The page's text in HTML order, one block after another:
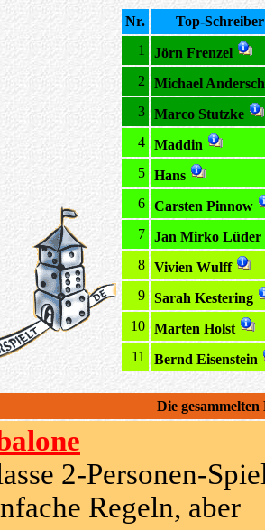
Nr.
Top-Schreiber
1
Jörn Frenzel
2
Michael Andersch
3
Marco Stutzke
4
Maddin
5
Hans
6
Carsten Pinnow
7
Jan Mirko Lüder
8
Vivien Wulff
9
Sarah Kestering
10
Marten Holst
11
Bernd Eisenstein
Die
2-Personen-
Regeln, aber